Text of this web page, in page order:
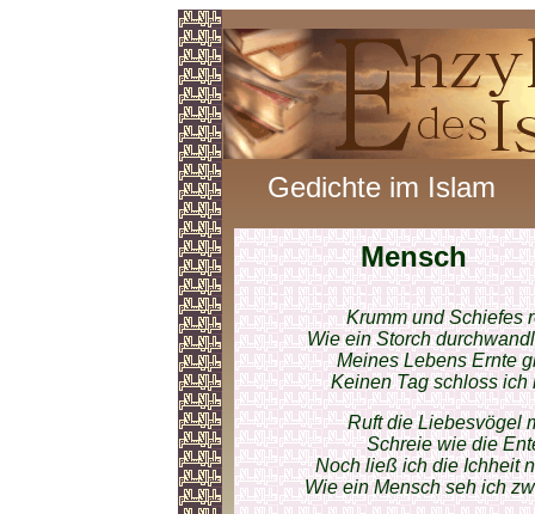
Gedichte im Islam
Mensch
Krumm und Schiefes
Wie ein Storch
Meines Lebens Ernte
Keinen Tag schloss ich
Ruft die Liebesvögel
Schreie wie die
Noch ließ ich die Ichheit
Wie ein Mensch seh ich